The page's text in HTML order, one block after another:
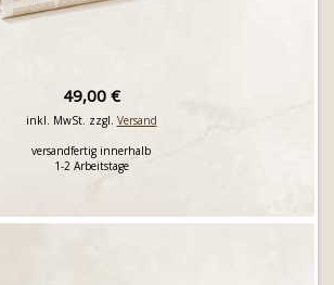
49,00 €
inkl. MwSt. zzgl. Versand
versandfertig innerhalb
1-2 Arbeitstage